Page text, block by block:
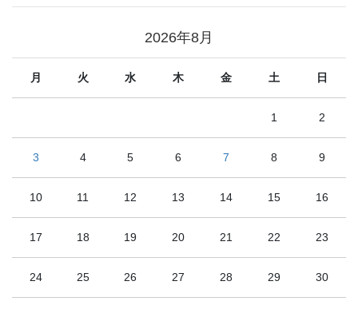
2026年8月
月 火 水 木 金 土 日
1 2
3 4 5 6 7 8 9
10 11 12 13 14 15 16
17 18 19 20 21 22 23
24 25 26 27 28 29 30